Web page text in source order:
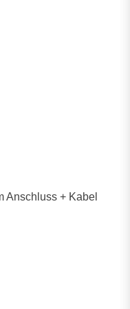
Anschluss + Kabel